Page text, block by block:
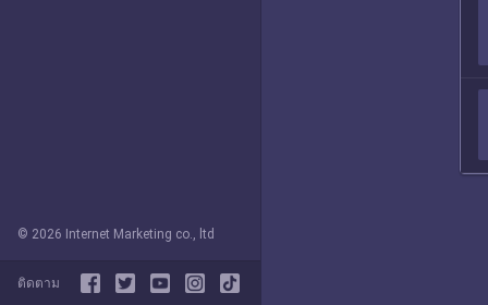
© 2026 Internet Marketing co., ltd
ติดตาม